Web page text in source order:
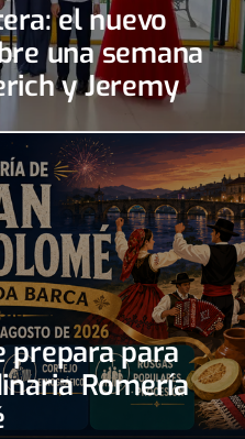
el nuevo
una semana
y Jeremy
prepara para
Romería